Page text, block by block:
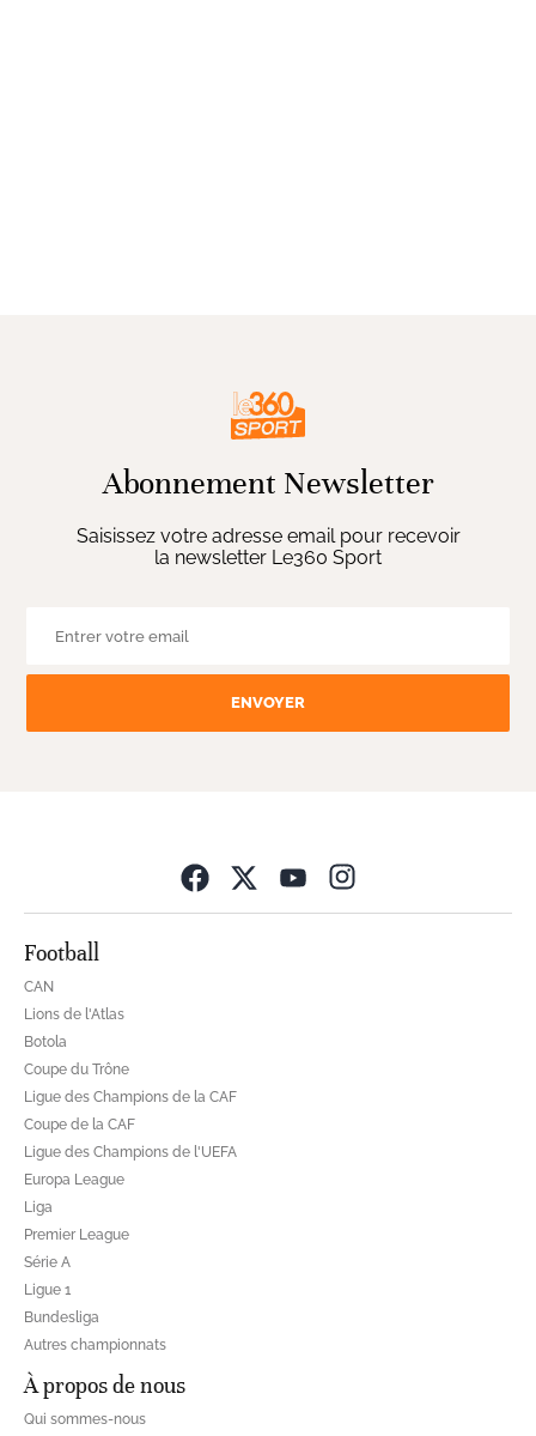
Abonnement Newsletter
Saisissez votre adresse email pour recevoir
la newsletter Le360 Sport
ENVOYER
Football
CAN
Lions de l'Atlas
Botola
Coupe du Trône
Ligue des Champions de la CAF
Coupe de la CAF
Ligue des Champions de l'UEFA
Europa League
Liga
Premier League
Série A
Ligue 1
Bundesliga
Autres championnats
À propos de nous
Qui sommes-nous